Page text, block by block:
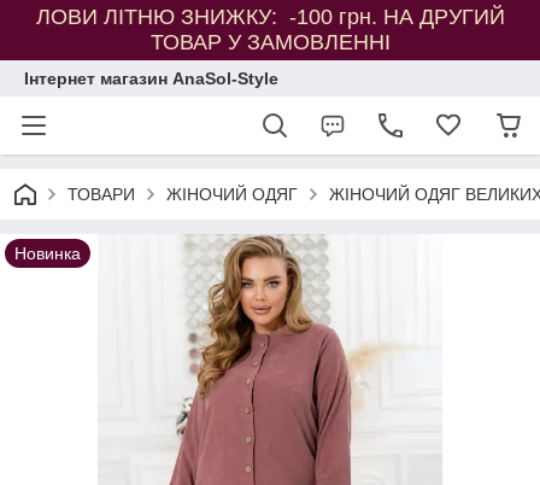
ЛОВИ ЛІТНЮ ЗНИЖКУ: -100 грн. НА ДРУГИЙ
ТОВАР У ЗАМОВЛЕННІ
Інтернет магазин AnaSol-Style
ТОВАРИ ЖІНОЧИЙ ОДЯГ ЖІНОЧИЙ ОДЯГ ВЕЛИКИХ
Новинка